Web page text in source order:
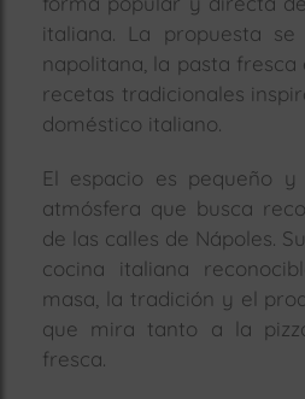
italiana. La propuesta
napolitana, la pasta
recetas tradicionales
doméstico italiano.
El espacio es pequeño
atmósfera que busca
de las calles de Nápoles.
cocina italiana
masa, la tradición y el
que mira tanto a la
fresca.